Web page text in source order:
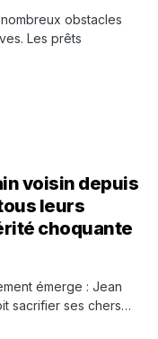
obstacles
Les prêts
voisin depuis
leurs
choquante
émerge : Jean
sacrifier ses chers…